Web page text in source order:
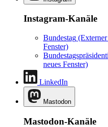
Instagram-Kanäle
Bundestag
Fenster)
neues Fenster)
LinkedIn
Mastodon
Mastodon-Kanäle